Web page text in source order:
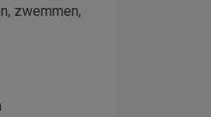
zwemmen,